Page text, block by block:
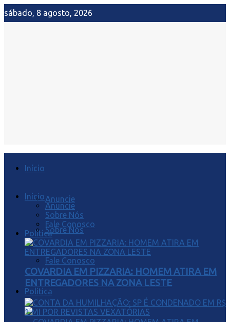
sábado, 8 agosto, 2026
Início
Anuncie
Sobre Nós
Fale Conosco
Política
Início
Anuncie
Sobre Nós
Fale Conosco
Política
COVARDIA EM PIZZARIA: HOMEM ATIRA EM
ENTREGADORES NA ZONA LESTE